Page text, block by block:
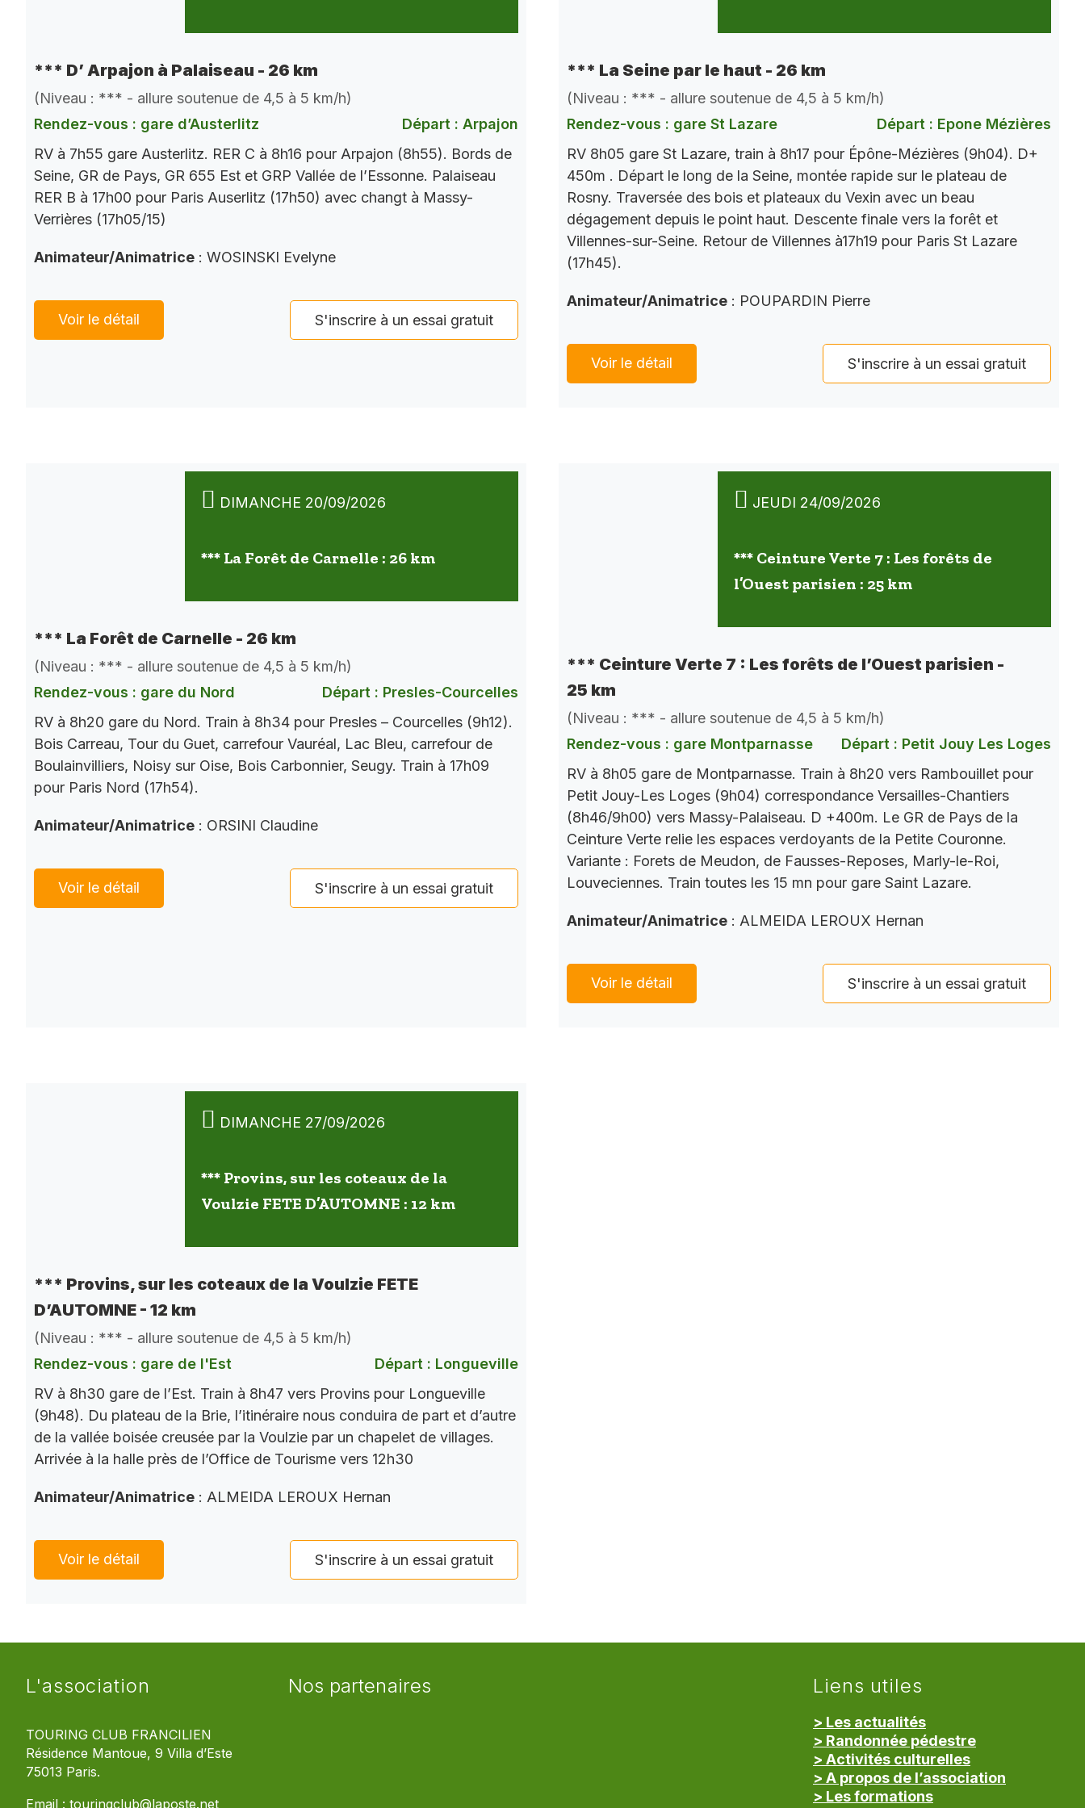
*** D’ Arpajon à Palaiseau - 26 km
(Niveau : *** - allure soutenue de 4,5 à 5 km/h)
Rendez-vous : gare d’Austerlitz
Départ : Arpajon
RV à 7h55 gare Austerlitz. RER C à 8h16 pour Arpajon (8h55). Bords de
Seine, GR de Pays, GR 655 Est et GRP Vallée de l’Essonne. Palaiseau
RER B à 17h00 pour Paris Auserlitz (17h50) avec changt à Massy-
Verrières (17h05/15)
Animateur/Animatrice : WOSINSKI Evelyne
Voir le détail S'inscrire à un essai gratuit
*** La Seine par le haut - 26 km
(Niveau : *** - allure soutenue de 4,5 à 5 km/h)
Rendez-vous : gare St Lazare
Départ : Epone Mézières
RV 8h05 gare St Lazare, train à 8h17 pour Épône-Mézières (9h04). D+
450m . Départ le long de la Seine, montée rapide sur le plateau de
Rosny. Traversée des bois et plateaux du Vexin avec un beau
dégagement depuis le point haut. Descente finale vers la forêt et
Villennes-sur-Seine. Retour de Villennes à17h19 pour Paris St Lazare
(17h45).
Animateur/Animatrice : POUPARDIN Pierre
Voir le détail S'inscrire à un essai gratuit
DIMANCHE 20/09/2026
*** La Forêt de Carnelle : 26 km
*** La Forêt de Carnelle - 26 km
(Niveau : *** - allure soutenue de 4,5 à 5 km/h)
Rendez-vous : gare du Nord
Départ : Presles-Courcelles
RV à 8h20 gare du Nord. Train à 8h34 pour Presles – Courcelles (9h12).
Bois Carreau, Tour du Guet, carrefour Vauréal, Lac Bleu, carrefour de
Boulainvilliers, Noisy sur Oise, Bois Carbonnier, Seugy. Train à 17h09
pour Paris Nord (17h54).
Animateur/Animatrice : ORSINI Claudine
Voir le détail S'inscrire à un essai gratuit
JEUDI 24/09/2026
*** Ceinture Verte 7 : Les forêts de
l’Ouest parisien : 25 km
*** Ceinture Verte 7 : Les forêts de l’Ouest parisien -
25 km
(Niveau : *** - allure soutenue de 4,5 à 5 km/h)
Rendez-vous : gare Montparnasse
Départ : Petit Jouy Les Loges
RV à 8h05 gare de Montparnasse. Train à 8h20 vers Rambouillet pour
Petit Jouy-Les Loges (9h04) correspondance Versailles-Chantiers
(8h46/9h00) vers Massy-Palaiseau. D +400m. Le GR de Pays de la
Ceinture Verte relie les espaces verdoyants de la Petite Couronne.
Variante : Forets de Meudon, de Fausses-Reposes, Marly-le-Roi,
Louveciennes. Train toutes les 15 mn pour gare Saint Lazare.
Animateur/Animatrice : ALMEIDA LEROUX Hernan
Voir le détail S'inscrire à un essai gratuit
DIMANCHE 27/09/2026
*** Provins, sur les coteaux de la
Voulzie FETE D’AUTOMNE : 12 km
*** Provins, sur les coteaux de la Voulzie FETE
D’AUTOMNE - 12 km
(Niveau : *** - allure soutenue de 4,5 à 5 km/h)
Rendez-vous : gare de l'Est
Départ : Longueville
RV à 8h30 gare de l’Est. Train à 8h47 vers Provins pour Longueville
(9h48). Du plateau de la Brie, l’itinéraire nous conduira de part et d’autre
de la vallée boisée creusée par la Voulzie par un chapelet de villages.
Arrivée à la halle près de l’Office de Tourisme vers 12h30
Animateur/Animatrice : ALMEIDA LEROUX Hernan
Voir le détail S'inscrire à un essai gratuit
L'association
TOURING CLUB FRANCILIEN
Résidence Mantoue, 9 Villa d’Este
75013 Paris.
Email : touringclub@laposte.net
Nos partenaires Liens utiles
> Les actualités
> Randonnée pédestre
> Activités culturelles
> A propos de l’association
> Les formations